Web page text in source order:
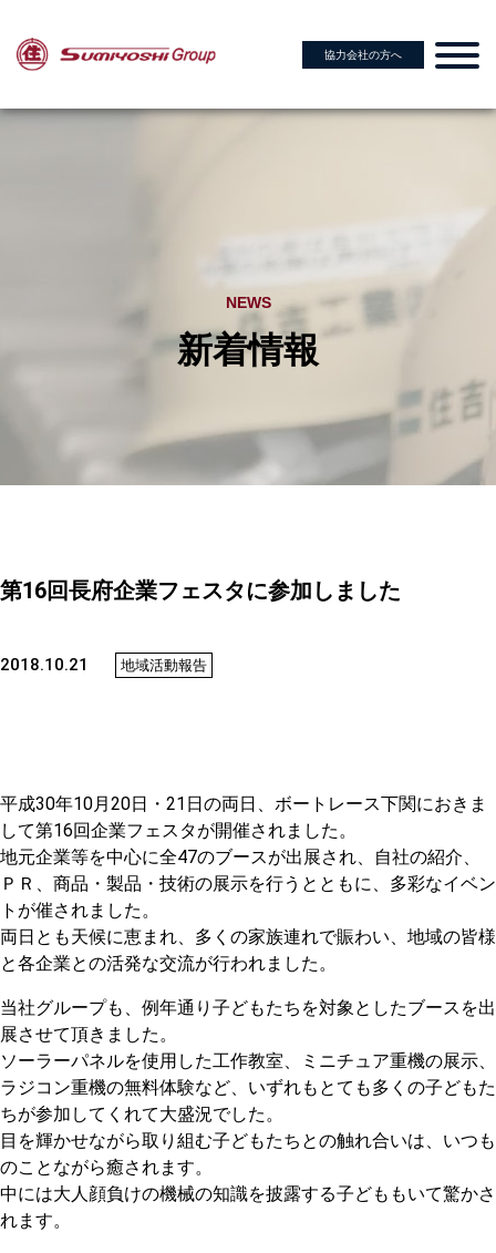
協力会社の方へ
NEWS
新着情報
第16回長府企業フェスタに参加しました
2018.10.21 地域活動報告
平成30年10月20日・21日の両日、ボートレース下関におきま
して第16回企業フェスタが開催されました。
地元企業等を中心に全47のブースが出展され、自社の紹介、
ＰＲ、商品・製品・技術の展示を行うとともに、多彩なイベン
トが催されました。
両日とも天候に恵まれ、多くの家族連れで賑わい、地域の皆様
と各企業との活発な交流が行われました。
当社グループも、例年通り子どもたちを対象としたブースを出
展させて頂きました。
ソーラーパネルを使用した工作教室、ミニチュア重機の展示、
ラジコン重機の無料体験など、いずれもとても多くの子どもた
ちが参加してくれて大盛況でした。
目を輝かせながら取り組む子どもたちとの触れ合いは、いつも
のことながら癒されます。
中には大人顔負けの機械の知識を披露する子どももいて驚かさ
れます。